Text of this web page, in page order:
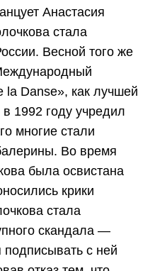
Анастасия
стала
Весной того же
la Danse», как лучшей
1992 году учредил
многие стали
Во время
была освистана
крики
стала
скандала —
подписывать с ней